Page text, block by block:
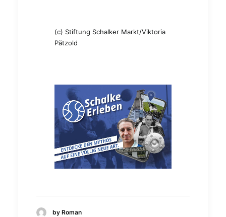
(c) Stiftung Schalker Markt/Viktoria
Pätzold
by Roman